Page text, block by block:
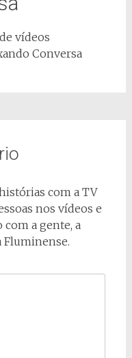
vídeos
Conversa
com a TV
nos vídeos e
a gente, a
Fluminense.